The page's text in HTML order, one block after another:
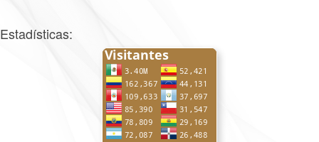
Estadísticas: